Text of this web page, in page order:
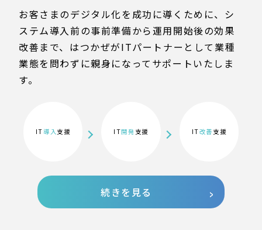
お客さまのデジタル化を成功に導くために、シ
ステム導入前の事前準備から運用開始後の効果
改善まで、はつかぜがITパートナーとして業種
業態を問わずに親身になってサポートいたしま
す。
IT導入 支援 IT開発 支援 IT改善 支援
続きを見る